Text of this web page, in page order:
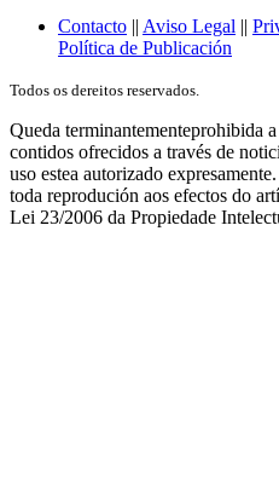
Contacto || Aviso Legal ||
Política de Publicación
Todos os dereitos reservados.
Queda terminantementeprohibida
contidos ofrecidos a través de
uso estea autorizado
toda reprodución aos efectos do
Lei 23/2006 da Propiedade